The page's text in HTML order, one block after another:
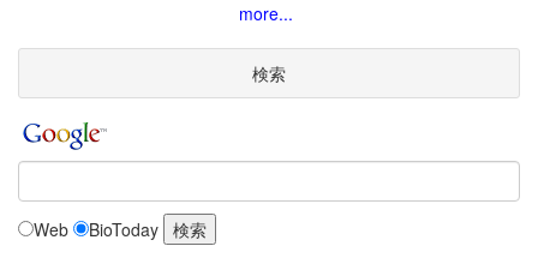
more...
検索
Web BioToday